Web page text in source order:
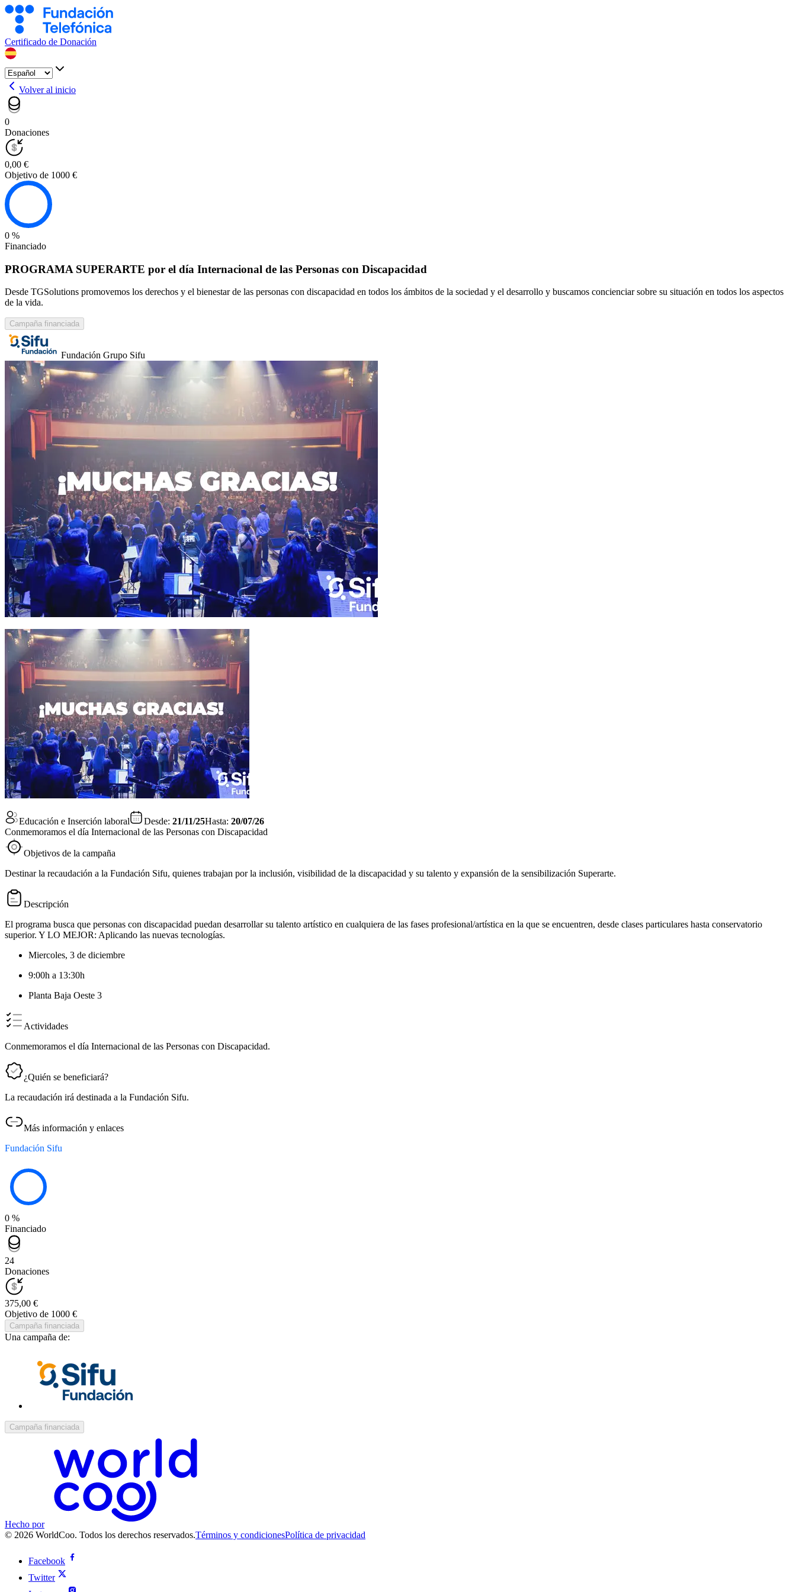
Certificado de Donación
Volver al inicio
0
Donaciones
0,00 €
Objetivo de 1000 €
0 %
Financiado
PROGRAMA SUPERARTE por el día Internacional de las Personas con Discapacidad
Desde TGSolutions promovemos los derechos y el bienestar de las personas con discapacidad en todos los ámbitos de la sociedad y el desarrollo y buscamos concienciar sobre su situación en todos los aspectos
de la vida.
Campaña financiada
Fundación Grupo Sifu
Educación e Inserción laboral Desde: 21/11/25Hasta: 20/07/26
Conmemoramos el día Internacional de las Personas con Discapacidad
Objetivos de la campaña
Destinar la recaudación a la Fundación Sifu, quienes trabajan por la inclusión, visibilidad de la discapacidad y su talento y expansión de la sensibilización Superarte.
Descripción
El programa busca que personas con discapacidad puedan desarrollar su talento artístico en cualquiera de las fases profesional/artística en la que se encuentren, desde clases particulares hasta conservatorio
superior. Y LO MEJOR: Aplicando las nuevas tecnologías.
Miercoles, 3 de diciembre
9:00h a 13:30h
Planta Baja Oeste 3
Actividades
Conmemoramos el día Internacional de las Personas con Discapacidad.
¿Quién se beneficiará?
La recaudación irá destinada a la Fundación Sifu.
Más información y enlaces
Fundación Sifu
0 %
Financiado
24
Donaciones
375,00 €
Objetivo de 1000 €
Campaña financiada
Una campaña de:
Campaña financiada
Hecho por
© 2026 WorldCoo. Todos los derechos reservados.Términos y condicionesPolítica de privacidad
Facebook
Twitter